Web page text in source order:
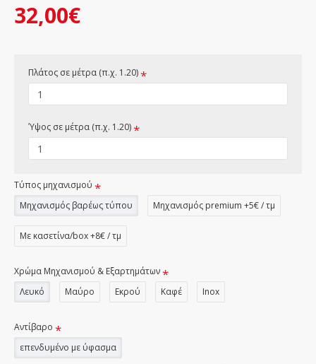
32,00€
Πλάτος σε μέτρα (π.χ. 1.20)
Ύψος σε μέτρα (π.χ. 1.20)
Τύπος μηχανισμού
Μηχανισμός βαρέως τύπου
Μηχανισμός premium +5€ / τμ
Με κασετίνα/box +8€ / τμ
Χρώμα Μηχανισμού & Εξαρτημάτων
Λευκό
Μαύρο Εκρού Καφέ Inox
Αντίβαρο
επενδυμένο με ύφασμα